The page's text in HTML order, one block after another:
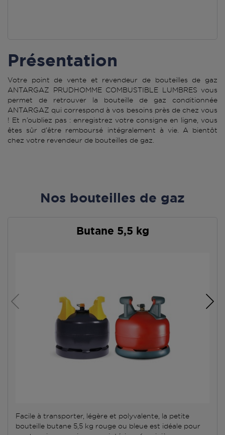
Présentation
Votre point de vente et revendeur de bouteilles de gaz
ANTARGAZ PRUDHOMME COMBUSTIBLE LUMBRES vous
permet de retrouver la bouteille de gaz conditionnée
ANTARGAZ qui correspond à vos besoins près de chez vous
! Et n’oubliez pas : enregistrez votre consigne en ligne, vous
êtes sûr d’être remboursé intégralement à vie. A bientôt
chez votre revendeur de bouteilles de gaz.
Nos bouteilles de gaz
Butane 5,5 kg
Facile à transporter, légère et polyvalente, la petite
bouteille butane 5,5 kg rouge ou bleue est idéale pour